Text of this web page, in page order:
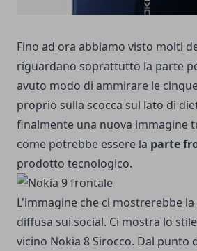
Fino ad ora abbiamo visto molti
riguardano soprattutto la parte
avuto modo di ammirare le
proprio sulla scocca sul lato di
finalmente una nuova immagine
come potrebbe essere la parte
prodotto tecnologico.
L'immagine che ci mostrerebbe
diffusa sui social. Ci mostra lo
vicino Nokia 8 Sirocco. Dal punto